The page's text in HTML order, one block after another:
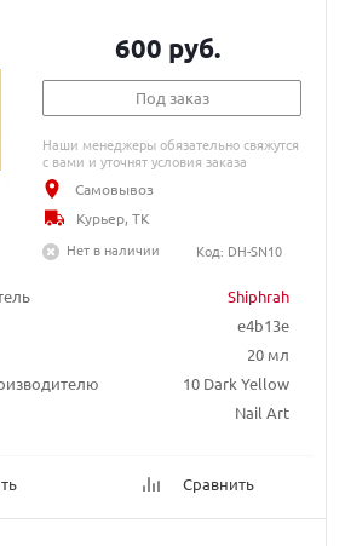
Shiphrah
e4b13e
20 мл
10 Dark Yellow
Nail Art
Сравнить
600 руб.
Под заказ
Наши менеджеры обязательно свяжутся
с вами и уточнят условия заказа
Самовывоз
Курьер, ТК
Нет в наличии
Код: DH-SN10